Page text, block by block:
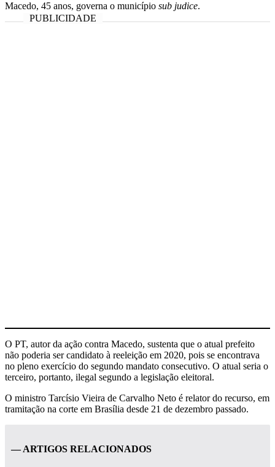
Macedo, 45 anos, governa o município sub judice.
O PT, autor da ação contra Macedo, sustenta que o atual prefeito
não poderia ser candidato à reeleição em 2020, pois se encontrava
no pleno exercício do segundo mandato consecutivo. O atual seria o
terceiro, portanto, ilegal segundo a legislação eleitoral.
O ministro Tarcísio Vieira de Carvalho Neto é relator do recurso, em
tramitação na corte em Brasília desde 21 de dezembro passado.
— ARTIGOS RELACIONADOS